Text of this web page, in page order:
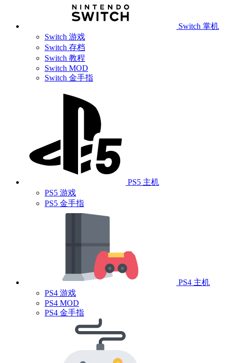
Switch 掌机
Switch 游戏
Switch 存档
Switch 教程
Switch MOD
Switch 金手指
PS5 主机
PS5 游戏
PS5 金手指
PS4 主机
PS4 游戏
PS4 MOD
PS4 金手指